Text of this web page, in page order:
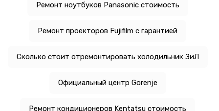
Ремонт ноутбуков Panasonic стоимость
Ремонт проекторов Fujifilm с гарантией
Сколько стоит отремонтировать холодильник ЗиЛ
Официальный центр Gorenje
Ремонт кондиционеров Kentatsu стоимость